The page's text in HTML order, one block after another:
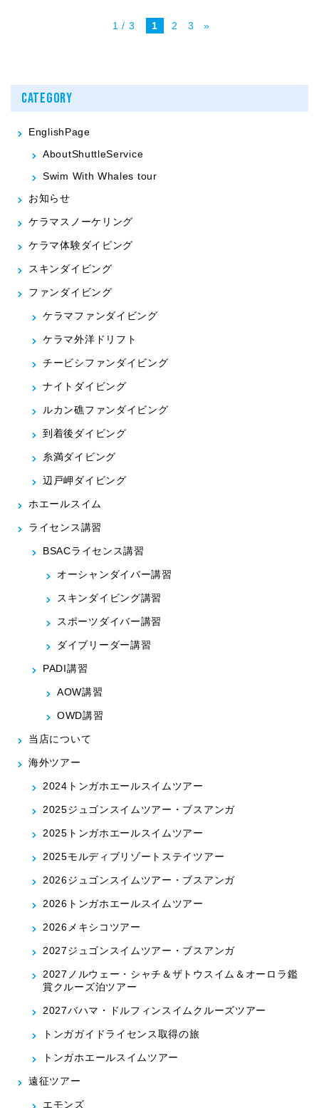
1 / 3 1 2 3 »
CATEGORY
EnglishPage
AboutShuttleService
Swim With Whales tour
お知らせ
ケラマスノーケリング
ケラマ体験ダイビング
スキンダイビング
ファンダイビング
ケラマファンダイビング
ケラマ外洋ドリフト
チービシファンダイビング
ナイトダイビング
ルカン礁ファンダイビング
到着後ダイビング
糸満ダイビング
辺戸岬ダイビング
ホエールスイム
ライセンス講習
BSACライセンス講習
オーシャンダイバー講習
スキンダイビング講習
スポーツダイバー講習
ダイブリーダー講習
PADI講習
AOW講習
OWD講習
当店について
海外ツアー
2024トンガホエールスイムツアー
2025ジュゴンスイムツアー・ブスアンガ
2025トンガホエールスイムツアー
2025モルディブリゾートステイツアー
2026ジュゴンスイムツアー・ブスアンガ
2026トンガホエールスイムツアー
2026メキシコツアー
2027ジュゴンスイムツアー・ブスアンガ
2027ノルウェー・シャチ＆ザトウスイム＆オーロラ鑑
賞クルーズ泊ツアー
2027バハマ・ドルフィンスイムクルーズツアー
トンガガイドライセンス取得の旅
トンガホエールスイムツアー
遠征ツアー
エモンズ